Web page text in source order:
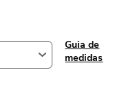
Guia de
medidas